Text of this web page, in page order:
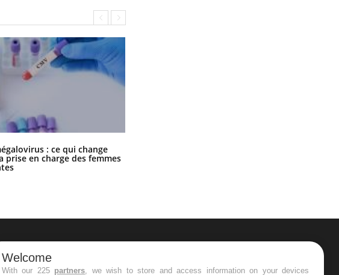
: ce qui change
prise en charge des femmes
NEWSLETTER
Welcome
With our 225 partners, we wish to store and access information on your devices